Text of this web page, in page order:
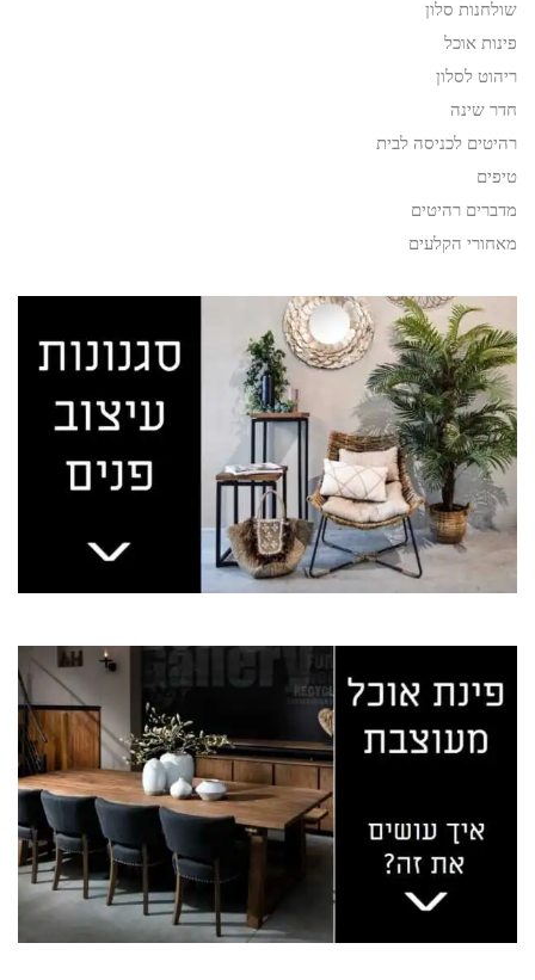
שולחנות סלון
פינות אוכל
ריהוט לסלון
חדר שינה
רהיטים לכניסה לבית
טיפים
מדברים רהיטים
מאחורי הקלעים